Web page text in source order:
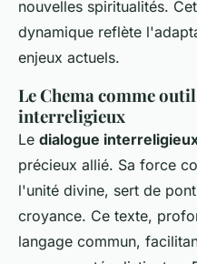
nouvelles spiritualités.
dynamique reflète
enjeux actuels.
Le Chema comme
interreligieux
Le dialogue
précieux allié. Sa force
l'unité divine, sert de
croyance. Ce texte,
langage commun,